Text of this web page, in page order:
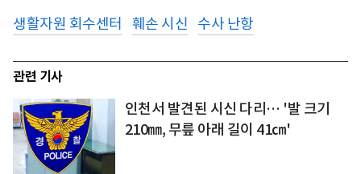
생활자원 회수센터 훼손 시신 수사 난항
관련 기사
인천서 발견된 시신 다리… '발 크기
210㎜, 무릎 아래 길이 41㎝'